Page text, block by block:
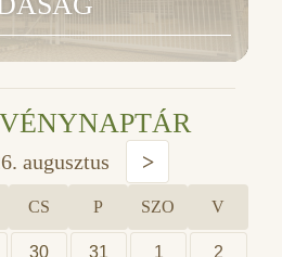
augusztus >
CS P SZO V
30 31 1 2